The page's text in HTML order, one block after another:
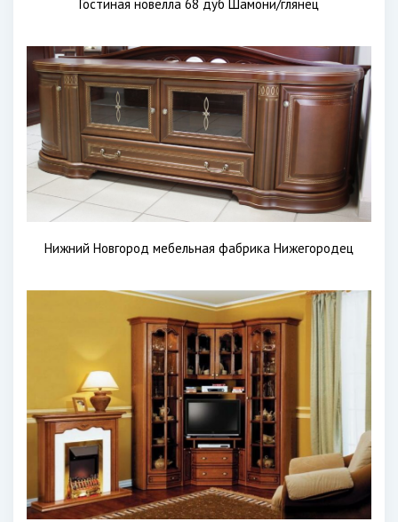
Гостиная новелла 68 дуб Шамони/глянец
Нижний Новгород мебельная фабрика Нижегородец